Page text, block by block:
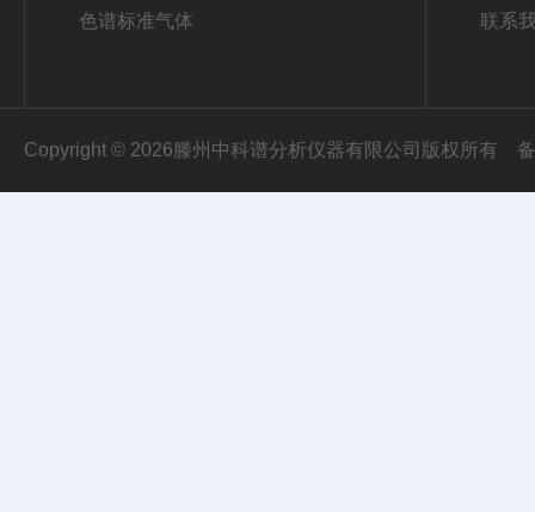
色谱标准气体 联系
Copyright © 2026滕州中科谱分析仪器有限公司版权所有